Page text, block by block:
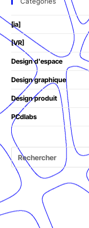
[ia]
[VR]
Design d'espace
Design graphique
Design produit
PCdlabs